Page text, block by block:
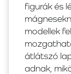
figurák és
modellek
átlátszó
adnak,